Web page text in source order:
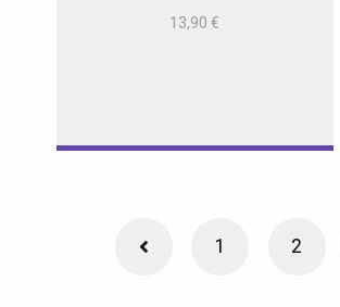
13,90€
1 2